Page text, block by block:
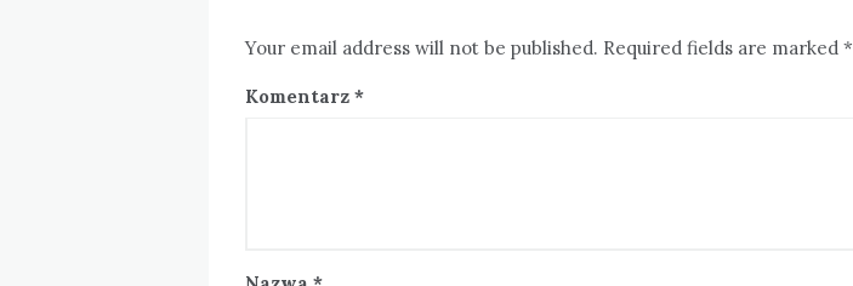
Your email address will not be published. Required fields are marked *
Komentarz *